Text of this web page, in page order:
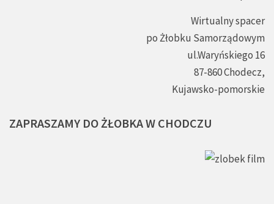
Wirtualny spacer
po Żłobku Samorządowym
ul.Waryńskiego 16
87-860 Chodecz,
Kujawsko-pomorskie
ZAPRASZAMY DO ŻŁOBKAW CHODCZU